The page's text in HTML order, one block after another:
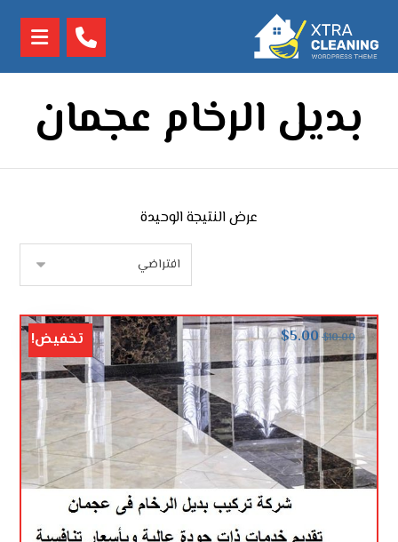
بديل الرخام عجمان
عرض النتيجة الوحيدة
$10.00
$5.00 تخفيض!